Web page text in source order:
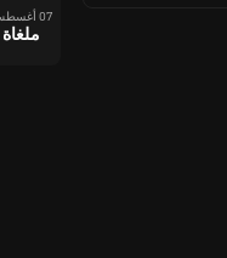
07 أغسطس
ملغاة